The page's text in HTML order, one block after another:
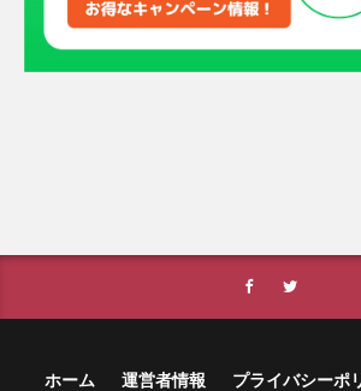
ホーム 運営者情報 プライバシーポ